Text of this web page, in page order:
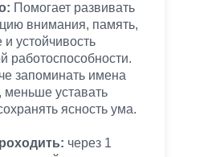
Помогает развивать
внимания, память,
устойчивость
работоспособности.
запоминать имена
меньше уставать
ясность ума.
через 1